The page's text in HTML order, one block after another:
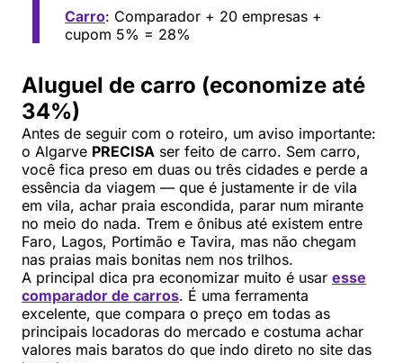
Carro: Comparador + 20 empresas +
cupom 5% = 28%
Aluguel de carro (economize até
34%)
Antes de seguir com o roteiro, um aviso importante:
o Algarve PRECISA ser feito de carro. Sem carro,
você fica preso em duas ou três cidades e perde a
essência da viagem — que é justamente ir de vila
em vila, achar praia escondida, parar num mirante
no meio do nada. Trem e ônibus até existem entre
Faro, Lagos, Portimão e Tavira, mas não chegam
nas praias mais bonitas nem nos trilhos.
A principal dica pra economizar muito é usar esse
comparador de carros. É uma ferramenta
excelente, que compara o preço em todas as
principais locadoras do mercado e costuma achar
valores mais baratos do que indo direto no site das